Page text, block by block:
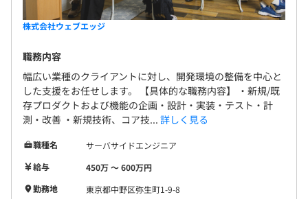
株式会社ウェブエッジ
職務内容
幅広い業種のクライアントに対し、開発環境の整備を中心と
した支援をお任せします。 【具体的な職務内容】 ・新規/既
存プロダクトおよび機能の企画・設計・実装・テスト・計
測・改善 ・新規技術、コア技... 詳しく見る
職種名
サーバサイドエンジニア
給与
450万 〜 600万円
勤務地
東京都中野区弥生町1-9-8